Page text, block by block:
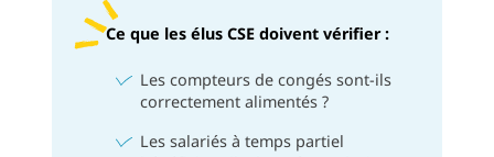
Ce que les élus CSE doivent vérifier :
Les compteurs de congés sont-ils
correctement alimentés ?
Les salariés à temps partiel